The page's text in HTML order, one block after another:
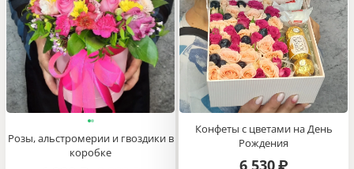
Розы, альстромерии и гвоздики в
коробке
Конфеты с цветами на День
Рождения
6 530 ₽